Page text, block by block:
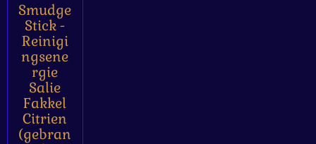
Smudge
Stick -
Reinigi
ngsene
rgie
Salie
Fakkel
Citrien
(gebran